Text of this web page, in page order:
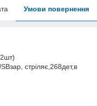
Умови повернення
стріляє,268дет,в